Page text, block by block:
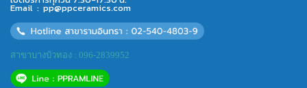
Email : pp@ppceramics.com
สาขาบางบัวทอง : 096-2839952